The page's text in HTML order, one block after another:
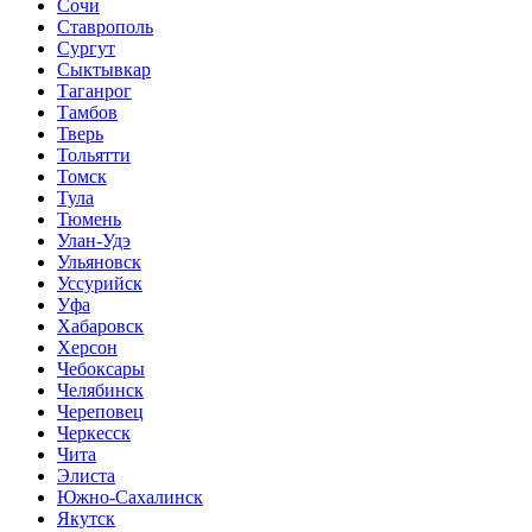
Сочи
Ставрополь
Сургут
Сыктывкар
Таганрог
Тамбов
Тверь
Тольятти
Томск
Тула
Тюмень
Улан-Удэ
Ульяновск
Уссурийск
Уфа
Хабаровск
Херсон
Чебоксары
Челябинск
Череповец
Черкесск
Чита
Элиста
Южно-Сахалинск
Якутск